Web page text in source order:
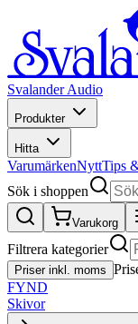
Svalander Audio
Produkter
Hitta
VarumärkenNyttTips
Sök i shoppen
Varukorg
Filtrera kategorier
Priser inkl. moms
FYND
Skivor